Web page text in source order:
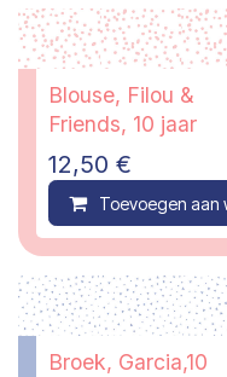
Blouse, Filou &
Friends, 10 jaar
12,50 €
Toevoegen aan
Broek, Garcia,10